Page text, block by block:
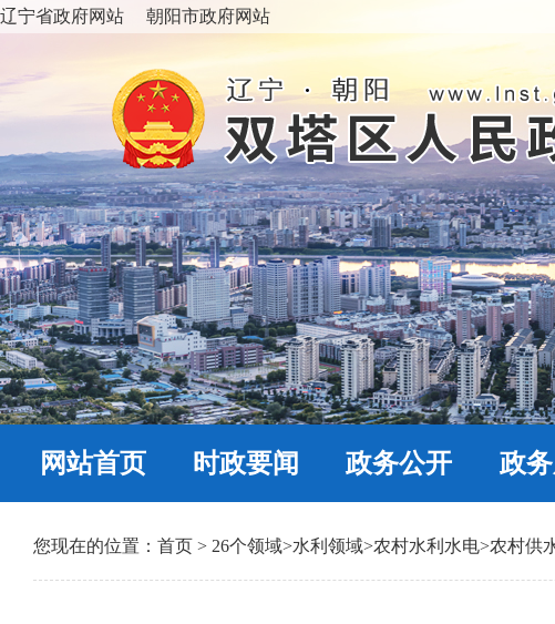
辽宁省政府网站 朝阳市政府网站
网站首页 时政要闻 政务公开 政
您现在的位置： 首页 > 26个领域>水利领域>农村水利水电>农村供